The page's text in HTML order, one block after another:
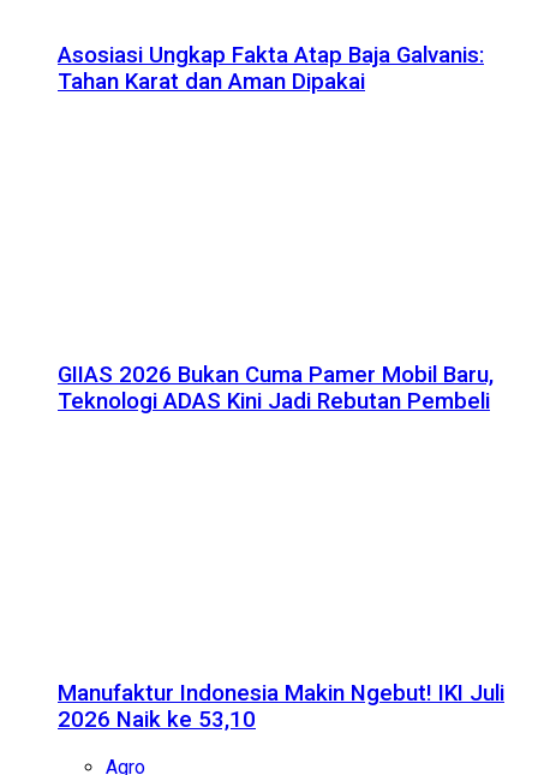
Asosiasi Ungkap Fakta Atap Baja Galvanis:
Tahan Karat dan Aman Dipakai
GIIAS 2026 Bukan Cuma Pamer Mobil Baru,
Teknologi ADAS Kini Jadi Rebutan Pembeli
Manufaktur Indonesia Makin Ngebut! IKI Juli
2026 Naik ke 53,10
Agro